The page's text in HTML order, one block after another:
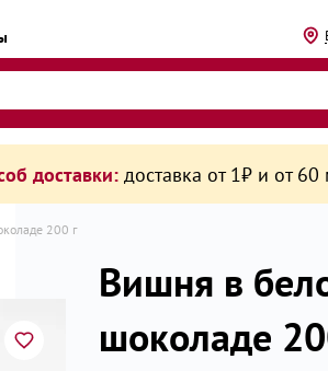
доставки:доставка от 1₽ и от 60
200 г
Вишня в
шоколаде